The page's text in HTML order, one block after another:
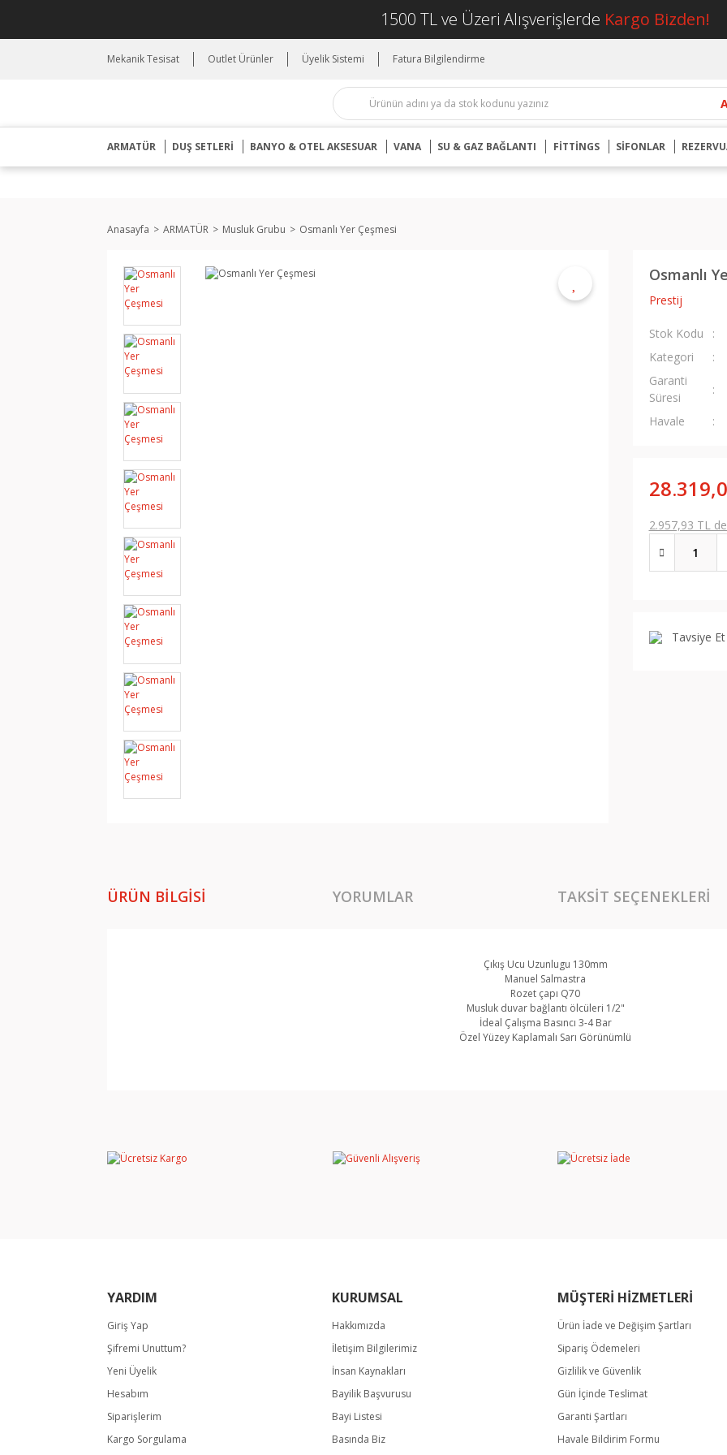
1500 TL ve Üzeri Alışverişlerde Kargo Bizden!
Mekanik Tesisat Outlet Ürünler Üyelik Sistemi Fatura Bilgilendirme
ARMATÜR DUŞ SETLERİ BANYO & OTEL AKSESUAR VANA SU & GAZ BAĞLANTI FİTTİNGS SİFONLAR
Anasayfa ARMATÜR Musluk Grubu Osmanlı Yer Çeşmesi
Osmanlı
Prestij
Stok Kodu
Kategori
Garanti
Süresi
Havale
2.957,93 TL
Tavsiye Et
ÜRÜN BILGISI YORUMLAR TAKSIT SEÇENEKLERI
Çıkış Ucu Uzunlugu 130mm
Manuel Salmastra
Rozet çapı Q70
Musluk duvar bağlantı ölcüleri 1/2"
İdeal Çalışma Basıncı 3-4 Bar
Özel Yüzey Kaplamalı Sarı Görünümlü
Yorum Yaz
Ürün resmi kalitesiz, bozuk veya görüntülenemiyor.
Gönder
YARDIM
Giriş Yap
Şifremi Unuttum?
Yeni Üyelik
Hesabım
Siparişlerim
Kargo Sorgulama
KURUMSAL
Hakkımızda
İletişim Bilgilerimiz
İnsan Kaynakları
Bayilik Başvurusu
Bayi Listesi
Basında Biz
MÜŞTERİ HİZMETLERİ
Ürün İade ve Değişim Şartları
Sipariş Ödemeleri
Gizlilik ve Güvenlik
Gün İçinde Teslimat
Garanti Şartları
Havale Bildirim Formu